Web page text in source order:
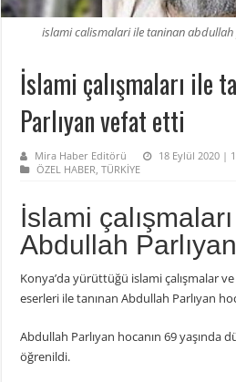
islami calismalari ile taninan
İslami çalışmaları ile
Parlıyan vefat etti
Mira Haber Editörü
18 Eylül 2020 |
ÖZEL HABER,TÜRKİYE
İslami
Abdullah
Konya’da yürüttüğü islami çalışmalar
eserleri ile tanınan Abdullah Parlıyan
Abdullah Parlıyan hocanın 69 yaşında
öğrenildi.